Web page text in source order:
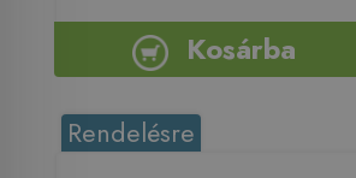
Kosárba
Rendelésre